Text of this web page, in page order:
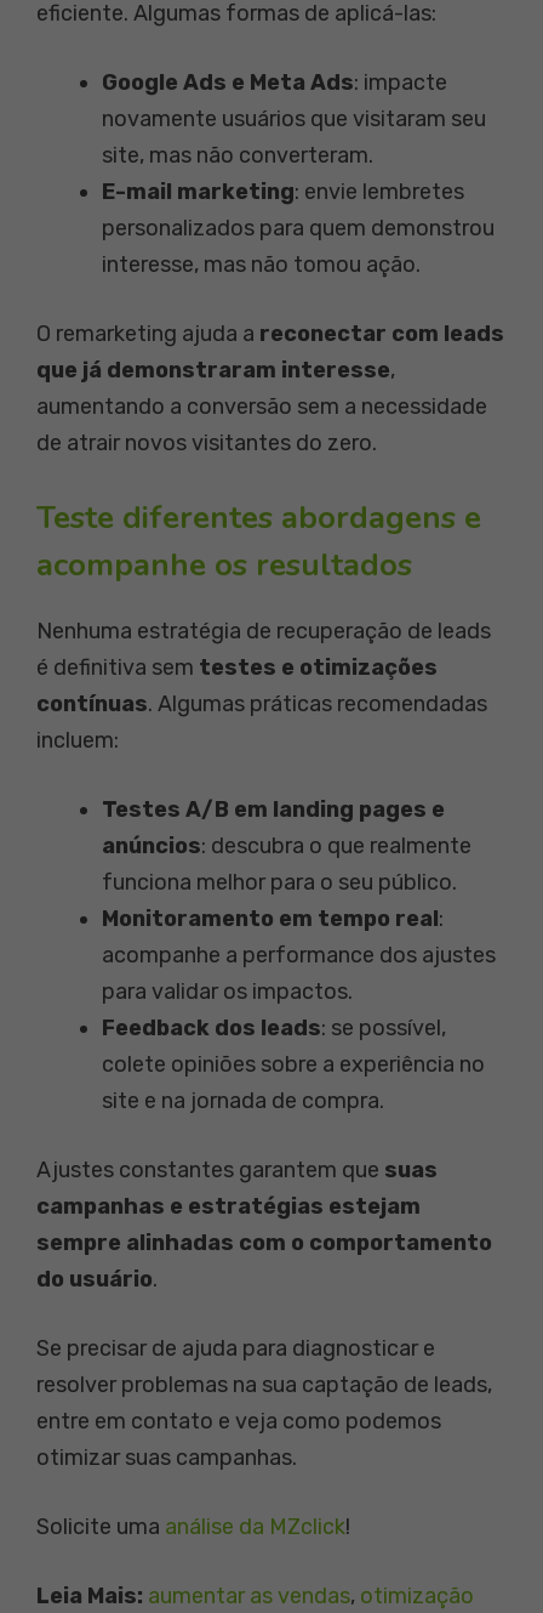
eficiente. Algumas formas de aplicá-las:
Google Ads e Meta Ads: impacte
novamente usuários que visitaram seu
site, mas não converteram.
E-mail marketing: envie lembretes
personalizados para quem demonstrou
interesse, mas não tomou ação.
O remarketing ajuda a reconectar com leads
que já demonstraram interesse,
aumentando a conversão sem a necessidade
de atrair novos visitantes do zero.
Teste diferentes abordagens e
acompanhe os resultados
Nenhuma estratégia de recuperação de leads
é definitiva sem testes e otimizações
contínuas. Algumas práticas recomendadas
incluem:
Testes A/B em landing pages e
anúncios: descubra o que realmente
funciona melhor para o seu público.
Monitoramento em tempo real:
acompanhe a performance dos ajustes
para validar os impactos.
Feedback dos leads: se possível,
colete opiniões sobre a experiência no
site e na jornada de compra.
Ajustes constantes garantem que suas
campanhas e estratégias estejam
sempre alinhadas com o comportamento
do usuário.
Se precisar de ajuda para diagnosticar e
resolver problemas na sua captação de leads,
entre em contato e veja como podemos
otimizar suas campanhas.
Solicite uma análise da MZclick!
Leia Mais: aumentar as vendas, otimização